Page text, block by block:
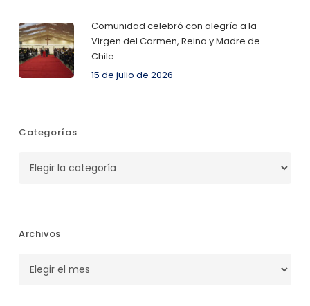
Comunidad celebró con alegría a la
Virgen del Carmen, Reina y Madre de
Chile
15 de julio de 2026
Categorías
Archivos